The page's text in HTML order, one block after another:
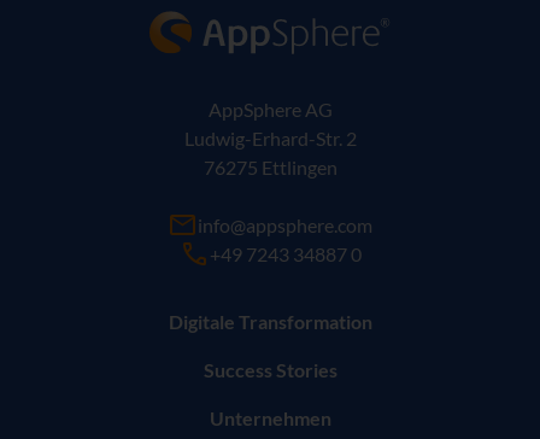
AppSphere IT-Lösungsanbieter
AppSphere AG
Ludwig-Erhard-Str. 2
76275 Ettlingen
info@appsphere.com
+49 7243 34887 0
Digitale Transformation
Success Stories
Unternehmen